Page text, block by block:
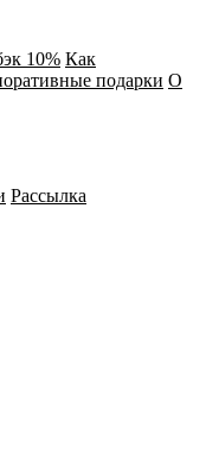
10% Как
подарки О
Рассылка